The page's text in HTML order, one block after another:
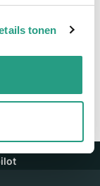
tonen